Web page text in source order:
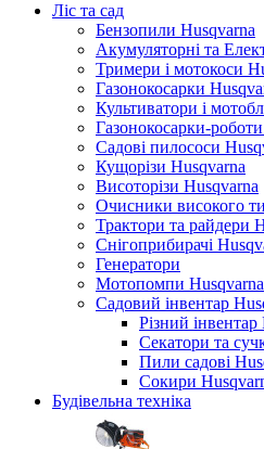
Ліс та сад
Бензопили Husqvarna
Акумуляторні та
Тримери і мотокоси
Газонокосарки
Культиватори і
Газонокосарки-
Садові пилососи
Кущорізи Husqvarna
Висоторізи Husqvarna
Очисники високого
Трактори та райдери
Снігоприбирачі
Генератори
Мотопомпи Husqvarna
Садовий інвентар
Різний інвентар
Секатори та
Пили садові
Сокири
Будівельна техніка